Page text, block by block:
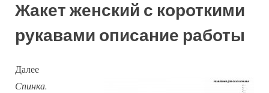
Жакет женский с короткими
рукавами описание работы
Далее
Спинка.